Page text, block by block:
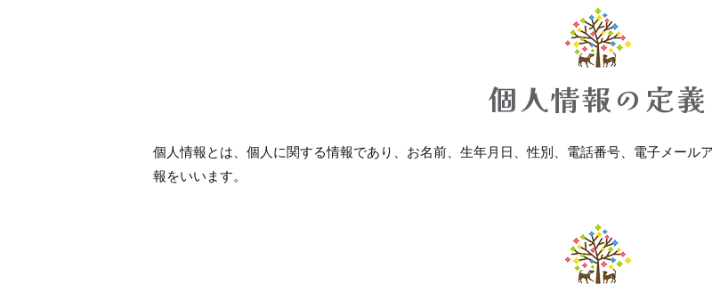
個人情報の定義
個人情報とは、個人に関する情報であり、お名前、生年月日、性別、電話番号、電子メール
報をいいます。